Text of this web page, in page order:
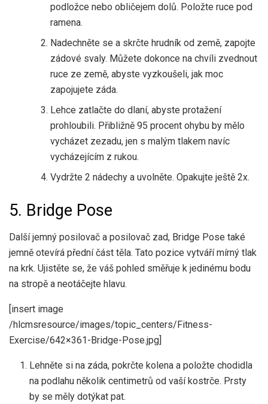
podložce nebo obličejem dolů. Položte ruce pod
ramena.
Nadechněte se a skrčte hrudník od země, zapojte
zádové svaly. Můžete dokonce na chvíli zvednout
ruce ze země, abyste vyzkoušeli, jak moc
zapojujete záda.
Lehce zatlačte do dlaní, abyste protažení
prohloubili. Přibližně 95 procent ohybu by mělo
vycházet zezadu, jen s malým tlakem navíc
vycházejícím z rukou.
Vydržte 2 nádechy a uvolněte. Opakujte ještě 2x.
5. Bridge Pose
Další jemný posilovač a posilovač zad, Bridge Pose také
jemně otevírá přední část těla. Tato pozice vytváří mírný tlak
na krk. Ujistěte se, že váš pohled směřuje k jedinému bodu
na stropě a neotáčejte hlavu.
[insert image
/hlcmsresource/images/topic_centers/Fitness-
Exercise/642×361-Bridge-Pose.jpg]
Lehněte si na záda, pokrčte kolena a položte chodidla
na podlahu několik centimetrů od vaší kostrče. Prsty
by se měly dotýkat pat.